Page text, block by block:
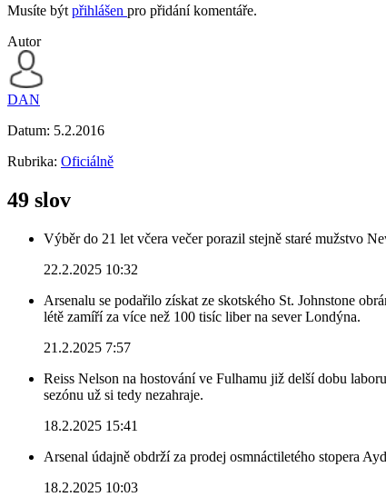
Musíte být přihlášen pro přidání komentáře.
Autor
DAN
Datum: 5.2.2016
Rubrika: Oficiálně
49 slov
Výběr do 21 let včera večer porazil stejně staré mužstvo
22.2.2025 10:32
Arsenalu se podařilo získat ze skotského St. Johnstone
létě zamíří za více než 100 tisíc liber na sever Londýna.
21.2.2025 7:57
Reiss Nelson na hostování ve Fulhamu již delší dobu
sezónu už si tedy nezahraje.
18.2.2025 15:41
Arsenal údajně obdrží za prodej osmnáctiletého stopera
18.2.2025 10:03